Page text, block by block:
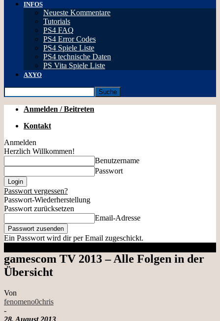
INFOS
Neueste Kommentare
Tutorials
PS4 FAQ
PS4 Error Codes
PS4 Spiele Liste
PS4 technische Daten
PS Vita Spiele Liste
AXYO
Anmelden / Beitreten
Kontakt
Anmelden
Herzlich Willkommen!
Benutzername
Passwort
Passwort vergessen?
Passwort-Wiederherstellung
Passwort zurücksetzen
Email-Adresse
Ein Passwort wird dir per Email zugeschickt.
gamescom TV 2013 – Alle Folgen in der
Übersicht
Von
fenomeno0chris
-
28. August 2013